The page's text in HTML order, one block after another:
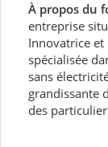
À propos du
entreprise
Innovatrice
spécialisée
sans
grandissante
des